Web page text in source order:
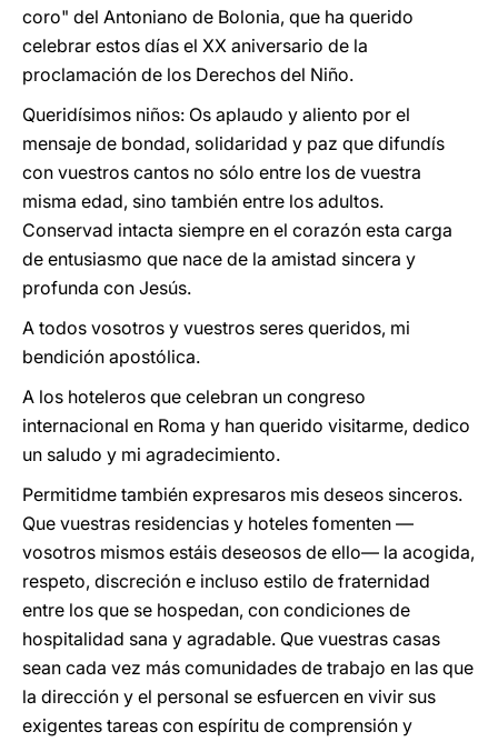
coro" del Antoniano de Bolonia, que ha querido
celebrar estos días el XX aniversario de la
proclamación de los Derechos del Niño.
Queridísimos niños: Os aplaudo y aliento por el
mensaje de bondad, solidaridad y paz que difundís
con vuestros cantos no sólo entre los de vuestra
misma edad, sino también entre los adultos.
Conservad intacta siempre en el corazón esta carga
de entusiasmo que nace de la amistad sincera y
profunda con Jesús.
A todos vosotros y vuestros seres queridos, mi
bendición apostólica.
A los hoteleros que celebran un congreso
internacional en Roma y han querido visitarme, dedico
un saludo y mi agradecimiento.
Permitidme también expresaros mis deseos sinceros.
Que vuestras residencias y hoteles fomenten —
vosotros mismos estáis deseosos de ello— la acogida,
respeto, discreción e incluso estilo de fraternidad
entre los que se hospedan, con condiciones de
hospitalidad sana y agradable. Que vuestras casas
sean cada vez más comunidades de trabajo en las que
la dirección y el personal se esfuercen en vivir sus
exigentes tareas con espíritu de comprensión y